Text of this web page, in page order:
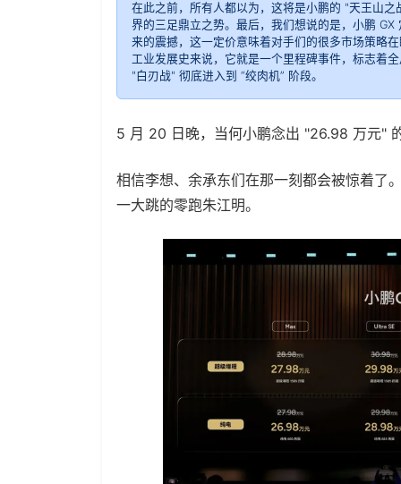
在此之前，所有人都以为，这将是小鹏的 "天王山
界的三足鼎立之势。最后，我们想说的是，小鹏
来的震撼，这一定价意味着对手们的很多市场策略
工业发展史来说，它就是一个里程碑事件，标志着
"白刃战" 彻底进入到 “绞肉机” 阶段。
5 月 20 日晚，当何小鹏念出 "26.98 万元"
相信李想、余承东们在那一刻都会被惊着了
一大跳的零跑朱江明。